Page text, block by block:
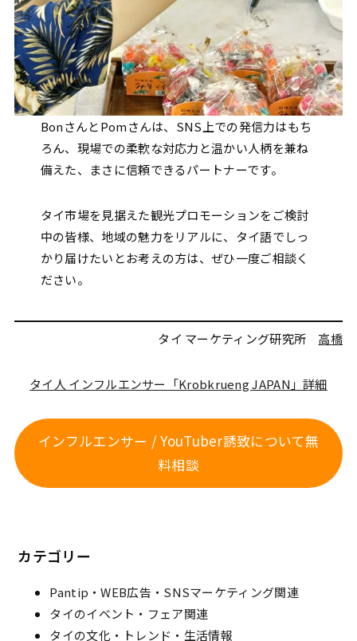
BonさんとPomさんは、SNS上での発信力はもち
ろん、現場での柔軟な対応力と温かい人柄を兼ね
備えた、まさに信頼できるパートナーです。
タイ市場を見据えた観光プロモーションをご検討
中の皆様、地域の魅力をリアルに、タイ語でしっ
かり届けたいとお考えの方は、ぜひ一度ご相談く
ださい。
タイ マーケティング研究所 高橋
タイ人 インフルエンサー「Krobkrueng JAPAN」詳細
インフルエンサー / YouTuber誘致について無
料相談
稿カテゴリー
Pantip・WEB広告・SNSマーケティング関連
タイのイベント・フェア関連
タイの文化・トレンド・生活情報